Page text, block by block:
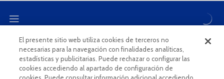
CANAL ÉTICO
El presente sitio web utiliza cookies de terceros no
necesarias para la navegación con finalidades analíticas,
estadísticas y publicitarias. Puede rechazar o configurar las
cookies accediendo al apartado de configuración de